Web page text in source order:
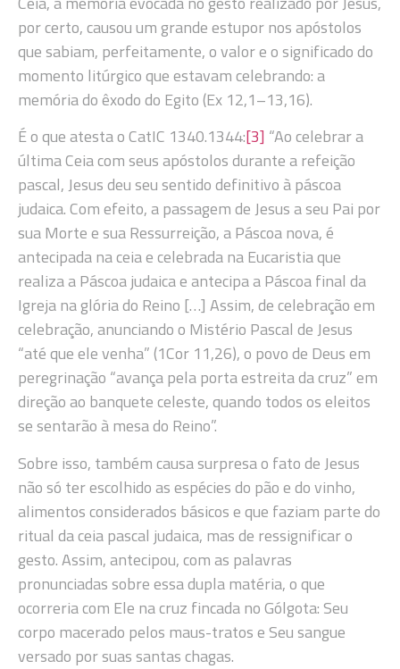
por certo, causou um grande estupor nos apóstolos
que sabiam, perfeitamente, o valor e o significado do
momento litúrgico que estavam celebrando: a
memória do êxodo do Egito (Ex 12,1–13,16).
É o que atesta o CatIC 1340.1344:[3] “Ao celebrar a
última Ceia com seus apóstolos durante a refeição
pascal, Jesus deu seu sentido definitivo à páscoa
judaica. Com efeito, a passagem de Jesus a seu Pai por
sua Morte e sua Ressurreição, a Páscoa nova, é
antecipada na ceia e celebrada na Eucaristia que
realiza a Páscoa judaica e antecipa a Páscoa final da
Igreja na glória do Reino […] Assim, de celebração em
celebração, anunciando o Mistério Pascal de Jesus
“até que ele venha” (1Cor 11,26), o povo de Deus em
peregrinação “avança pela porta estreita da cruz” em
direção ao banquete celeste, quando todos os eleitos
se sentarão à mesa do Reino”.
Sobre isso, também causa surpresa o fato de Jesus
não só ter escolhido as espécies do pão e do vinho,
alimentos considerados básicos e que faziam parte do
ritual da ceia pascal judaica, mas de ressignificar o
gesto. Assim, antecipou, com as palavras
pronunciadas sobre essa dupla matéria, o que
ocorreria com Ele na cruz fincada no Gólgota: Seu
corpo macerado pelos maus-tratos e Seu sangue
versado por suas santas chagas.